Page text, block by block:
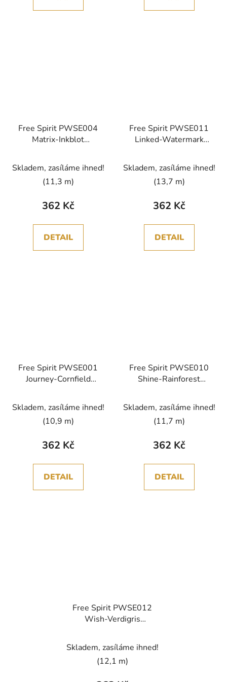
Free Spirit PWSE004
Matrix-Inkblot
bavlněná látka
patchwork
Skladem, zasíláme ihned!
(11,3 m)
362 Kč
DETAIL
Free Spirit PWSE011
Linked-Watermark
bavlněná látka
patchwork
Skladem, zasíláme ihned!
(13,7 m)
362 Kč
DETAIL
Free Spirit PWSE001
Journey-Cornfield
bavlněná látka
patchwork
Skladem, zasíláme ihned!
(10,9 m)
362 Kč
DETAIL
Free Spirit PWSE010
Shine-Rainforest
bavlněná látka
patchwork
Skladem, zasíláme ihned!
(11,7 m)
362 Kč
DETAIL
Free Spirit PWSE012
Wish-Verdigris
bavlněná látka
patchwork
Skladem, zasíláme ihned!
(12,1 m)